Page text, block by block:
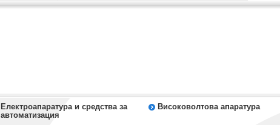
Електроапаратура и средства за
автоматизация
Високоволтова апаратура